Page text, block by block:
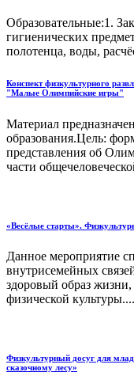
Образовательные:1.
гигиенических
полотенца, воды,
Конспект физкультурного
"Малые Олимпийские игры"
Материал
образования.Цель:
представления об
части
«Весёлые старты».
Данное мероприятие
внутрисемейных
здоровый образ
физической культуры....
Физкультурный досуг для
сказочному лесу»